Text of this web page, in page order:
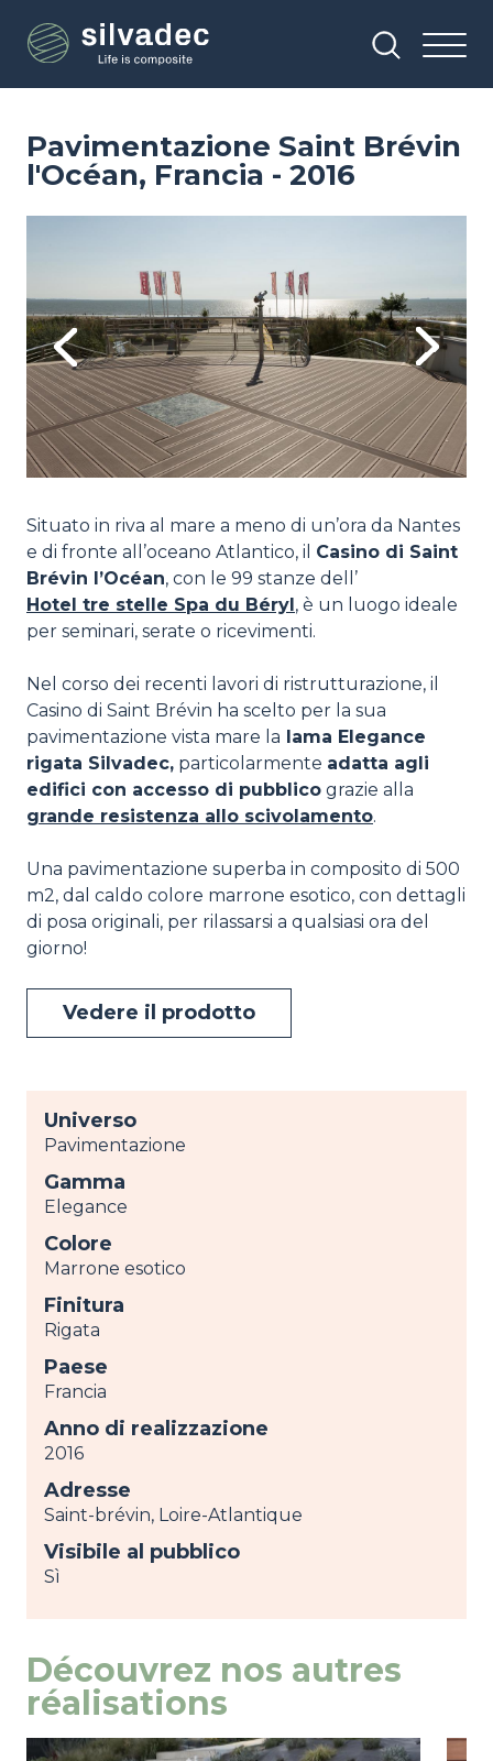
contenuto
Pavimentazione Saint Brévin
l'Océan, Francia - 2016
Previous Next
Situato in riva al mare a meno di un’ora da Nantes
e di fronte all’oceano Atlantico, il Casino di Saint
Brévin l’Océan, con le 99 stanze dell’
Hotel tre stelle Spa du Béryl, è un luogo ideale
per seminari, serate o ricevimenti.
Nel corso dei recenti lavori di ristrutturazione, il
Casino di Saint Brévin ha scelto per la sua
pavimentazione vista mare la lama Elegance
rigata Silvadec, particolarmente adatta agli
edifici con accesso di pubblico grazie alla
grande resistenza allo scivolamento.
Una pavimentazione superba in composito di 500
m2, dal caldo colore marrone esotico, con dettagli
di posa originali, per rilassarsi a qualsiasi ora del
giorno!
Vedere il prodotto
Universo
Pavimentazione
Gamma
Elegance
Colore
Marrone esotico
Finitura
Rigata
Paese
Francia
Anno di realizzazione
2016
Adresse
Saint-brévin, Loire-Atlantique
Visibile al pubblico
Sì
Découvrez nos autres
réalisations
Image
mostra